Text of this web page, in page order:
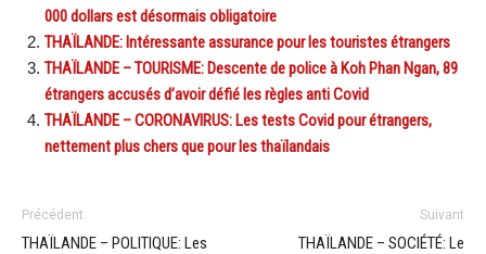
000 dollars est désormais obligatoire
THAÏLANDE: Intéressante assurance pour les touristes étrangers
THAÏLANDE – TOURISME: Descente de police à Koh Phan Ngan, 89
étrangers accusés d’avoir défié les règles anti Covid
THAÏLANDE – CORONAVIRUS: Les tests Covid pour étrangers,
nettement plus chers que pour les thaïlandais
Précédent
THAÏLANDE – POLITIQUE: Les
Suivant
THAÏLANDE – SOCIÉTÉ: Le